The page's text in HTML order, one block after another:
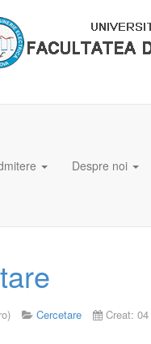
Despre noi
Cercetare Creat: